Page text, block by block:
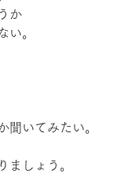
か
い。
聞いてみたい。
ましょう。